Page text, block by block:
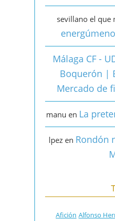
sevillano el que
Málaga CF -
Boquerón |
Mercado de
manu en La
lpezen Rondón
Afición Alfonso